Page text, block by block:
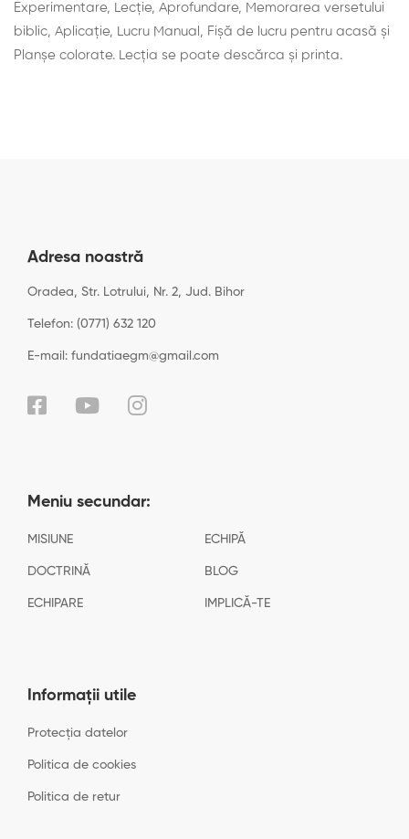
Experimentare, Lecţie, Aprofundare, Memorarea versetului
biblic, Aplicaţie, Lucru Manual, Fișă de lucru pentru acasă și
Planșe colorate. Lecţia se poate descărca şi printa.
Adresa noastră
Oradea, Str. Lotrului, Nr. 2, Jud. Bihor
Telefon: (0771) 632 120
E-mail: fundatiaegm@gmail.com
Meniu secundar:
MISIUNE ECHIPĂ
DOCTRINĂ BLOG
ECHIPARE IMPLICĂ-TE
Informații utile
Protecția datelor
Politica de cookies
Politica de retur